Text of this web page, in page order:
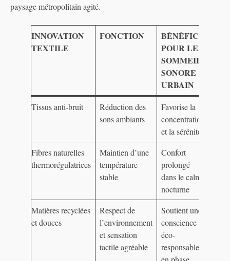
paysage métropolitain agité.
INNOVATION
TEXTILE
FONCTION
BÉNÉFICE
POUR LE
SOMMEIL
SONORE
URBAIN
Tissus anti-bruit
Réduction des
sons ambiants
Favorise la
concentration
et la sérénité
Fibres naturelles
thermorégulatrices
Maintien d’une
température
stable
Confort
prolongé
dans le calme
nocturne
Matières recyclées
et douces
Respect de
l’environnement
et sensation
tactile agréable
Soutient une
conscience
éco-
responsable